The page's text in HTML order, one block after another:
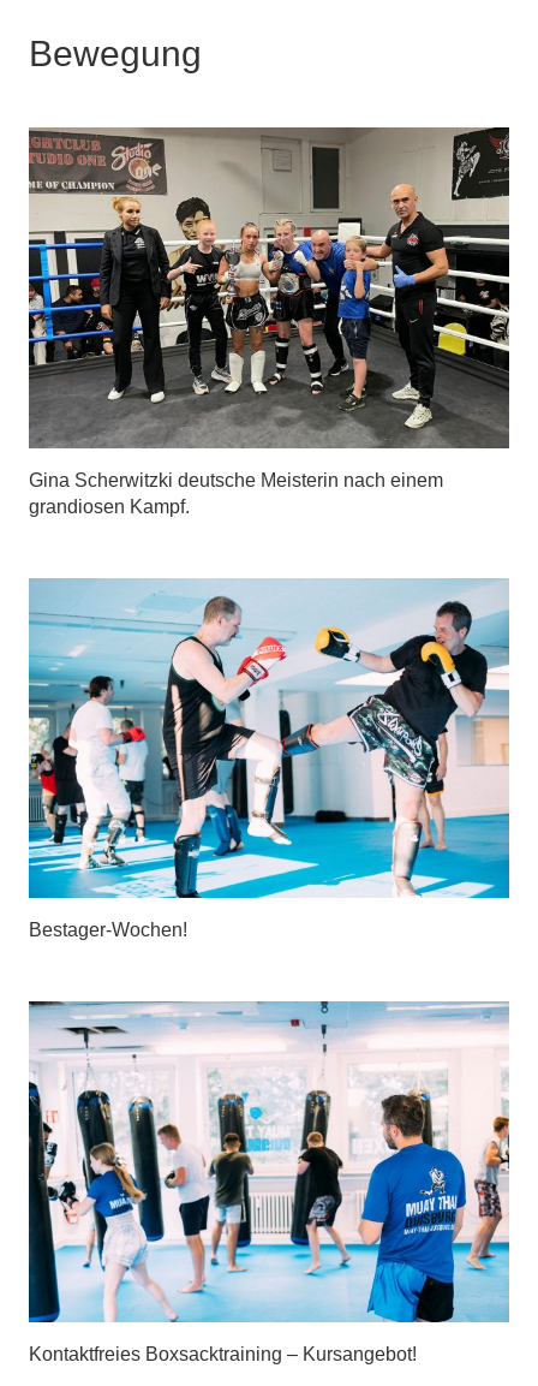
Bewegung
Gina Scherwitzki deutsche Meisterin nach einem
grandiosen Kampf.
Bestager-Wochen!
Kontaktfreies Boxsacktraining – Kursangebot!